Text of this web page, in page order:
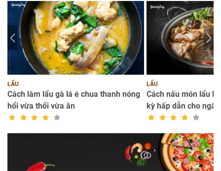
LẨU
Cách làm lẩu gà lá é chua thanh nóng
hổi vừa thổi vừa ăn
LẨU
Cách nấu món lẩu
kỳ hấp dẫn cho